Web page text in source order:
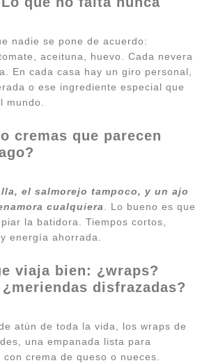
nadie se pone de acuerdo:
aceituna, huevo. Cada nevera
En cada casa hay un giro personal,
o ese ingrediente especial que
mundo.
cremas que parecen
el salmorejo tampoco, y un ajo
cualquiera
. Lo bueno es que
la batidora. Tiempos cortos,
energía ahorrada.
viaja bien: ¿wraps?
disfrazadas?
atún de toda la vida, los wraps de
una empanada lista para
crema de queso o nueces.